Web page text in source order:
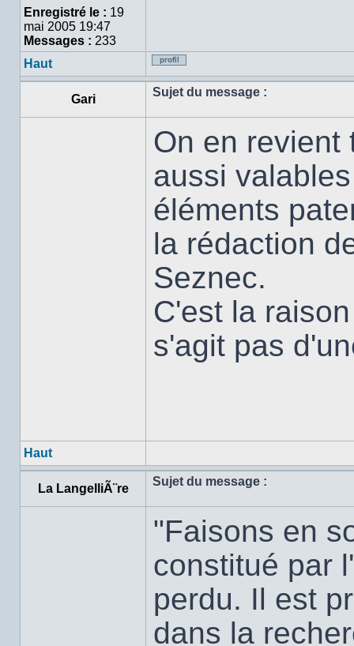
ligne
Enregistré le : 19
mai 2005 19:47
Messages : 233
Haut
Profil
Gari
Sujet du message :
On en revient
aussi
éléments
la rédaction
Seznec.
C'est la
s'agit pas
Haut
La LangelliÃ¨re
Sujet du message :
"Faisons en
constitué par
perdu. Il est
dans la